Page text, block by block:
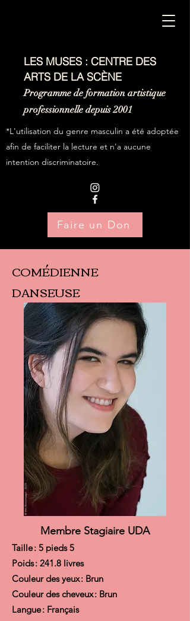
LES MUSES : CENTRE DES
ARTS DE LA SCÈNE
Programme de formation artistique
professionnelle depuis 2001
*L'utilisation du genre masculin a été adoptée
afin de faciliter la lecture et n'a aucune
intention discriminatoire.
Faire un Don
COMÉDIENNE
DANSEUSE
Membre Stagiaire UDA
Taille : 5 pieds 5
Poids : 241.8 livres
Couleur des yeux : Brun
Couleur des cheveux : Brun
Langue : Français